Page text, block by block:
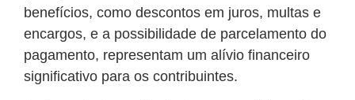
benefícios, como descontos em juros, multas e
encargos, e a possibilidade de parcelamento do
pagamento, representam um alívio financeiro
significativo para os contribuintes.